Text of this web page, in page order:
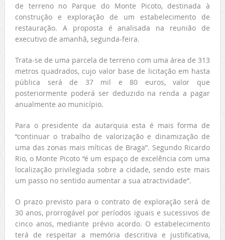
de terreno no Parque do Monte Picoto, destinada à
construção e exploração de um estabelecimento de
restauração. A proposta é analisada na reunião de
executivo de amanhã, segunda-feira.
Trata-se de uma parcela de terreno com uma área de 313
metros quadrados, cujo valor base de licitação em hasta
pública será de 37 mil e 80 euros, valor que
posteriormente poderá ser deduzido na renda a pagar
anualmente ao município.
Para o presidente da autarquia esta é mais forma de
“continuar o trabalho de valorização e dinamização de
uma das zonas mais míticas de Braga”. Segundo Ricardo
Rio, o Monte Picoto “é um espaço de excelência com uma
localização privilegiada sobre a cidade, sendo este mais
um passo no sentido aumentar a sua atractividade”.
O prazo previsto para o contrato de exploração será de
30 anos, prorrogável por períodos iguais e sucessivos de
cinco anos, mediante prévio acordo. O estabelecimento
terá de respeitar a memória descritiva e justificativa,